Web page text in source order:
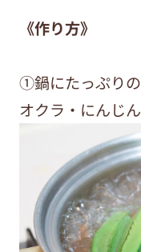
《作り方》
①鍋にたっぷり
オクラ・にんじ